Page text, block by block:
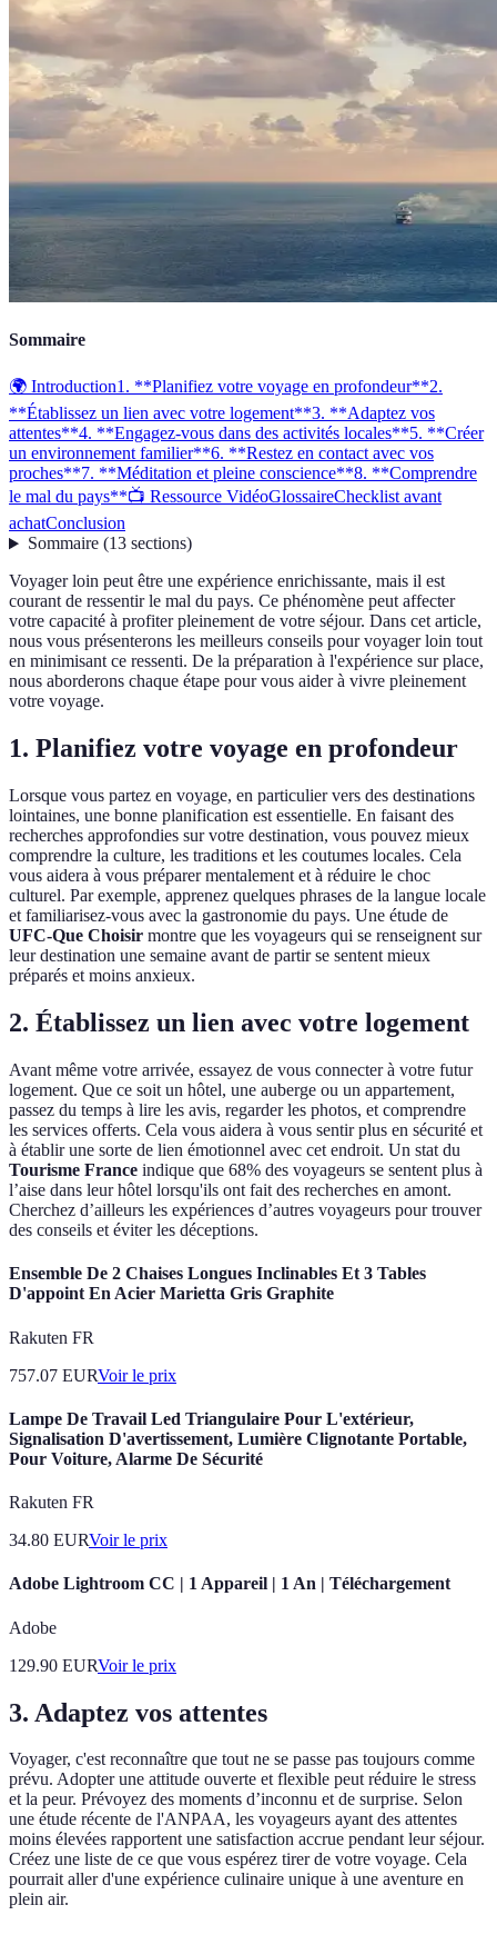
Sommaire
🌍 Introduction1. **Planifiez votre voyage en profondeur**2.
**Établissez un lien avec votre logement**3. **Adaptez vos
attentes**4. **Engagez-vous dans des activités locales**5. **Créer
un environnement familier**6. **Restez en contact avec vos
proches**7. **Méditation et pleine conscience**8. **Comprendre
le mal du pays**📺 Ressource VidéoGlossaireChecklist avant
achatConclusion
Sommaire(13 sections)
Voyager loin peut être une expérience enrichissante, mais il est
courant de ressentir le mal du pays. Ce phénomène peut affecter
votre capacité à profiter pleinement de votre séjour. Dans cet article,
nous vous présenterons les meilleurs conseils pour voyager loin tout
en minimisant ce ressenti. De la préparation à l'expérience sur place,
nous aborderons chaque étape pour vous aider à vivre pleinement
votre voyage.
1. Planifiez votre voyage en profondeur
Lorsque vous partez en voyage, en particulier vers des destinations
lointaines, une bonne planification est essentielle. En faisant des
recherches approfondies sur votre destination, vous pouvez mieux
comprendre la culture, les traditions et les coutumes locales. Cela
vous aidera à vous préparer mentalement et à réduire le choc
culturel. Par exemple, apprenez quelques phrases de la langue locale
et familiarisez-vous avec la gastronomie du pays. Une étude de
UFC-Que Choisir montre que les voyageurs qui se renseignent sur
leur destination une semaine avant de partir se sentent mieux
préparés et moins anxieux.
2. Établissez un lien avec votre logement
Avant même votre arrivée, essayez de vous connecter à votre futur
logement. Que ce soit un hôtel, une auberge ou un appartement,
passez du temps à lire les avis, regarder les photos, et comprendre
les services offerts. Cela vous aidera à vous sentir plus en sécurité et
à établir une sorte de lien émotionnel avec cet endroit. Un stat du
Tourisme France indique que 68% des voyageurs se sentent plus à
l’aise dans leur hôtel lorsqu'ils ont fait des recherches en amont.
Cherchez d’ailleurs les expériences d’autres voyageurs pour trouver
des conseils et éviter les déceptions.
Ensemble De 2 Chaises Longues Inclinables Et 3 Tables
D'appoint En Acier Marietta Gris Graphite
Rakuten FR
757.07 EURVoir le prix
Lampe De Travail Led Triangulaire Pour L'extérieur,
Signalisation D'avertissement, Lumière Clignotante Portable,
Pour Voiture, Alarme De Sécurité
Rakuten FR
34.80 EURVoir le prix
Adobe Lightroom CC | 1 Appareil | 1 An | Téléchargement
Adobe
129.90 EURVoir le prix
3. Adaptez vos attentes
Voyager, c'est reconnaître que tout ne se passe pas toujours comme
prévu. Adopter une attitude ouverte et flexible peut réduire le stress
et la peur. Prévoyez des moments d’inconnu et de surprise. Selon
une étude récente de l'ANPAA, les voyageurs ayant des attentes
moins élevées rapportent une satisfaction accrue pendant leur séjour.
Créez une liste de ce que vous espérez tirer de votre voyage. Cela
pourrait aller d'une expérience culinaire unique à une aventure en
plein air.